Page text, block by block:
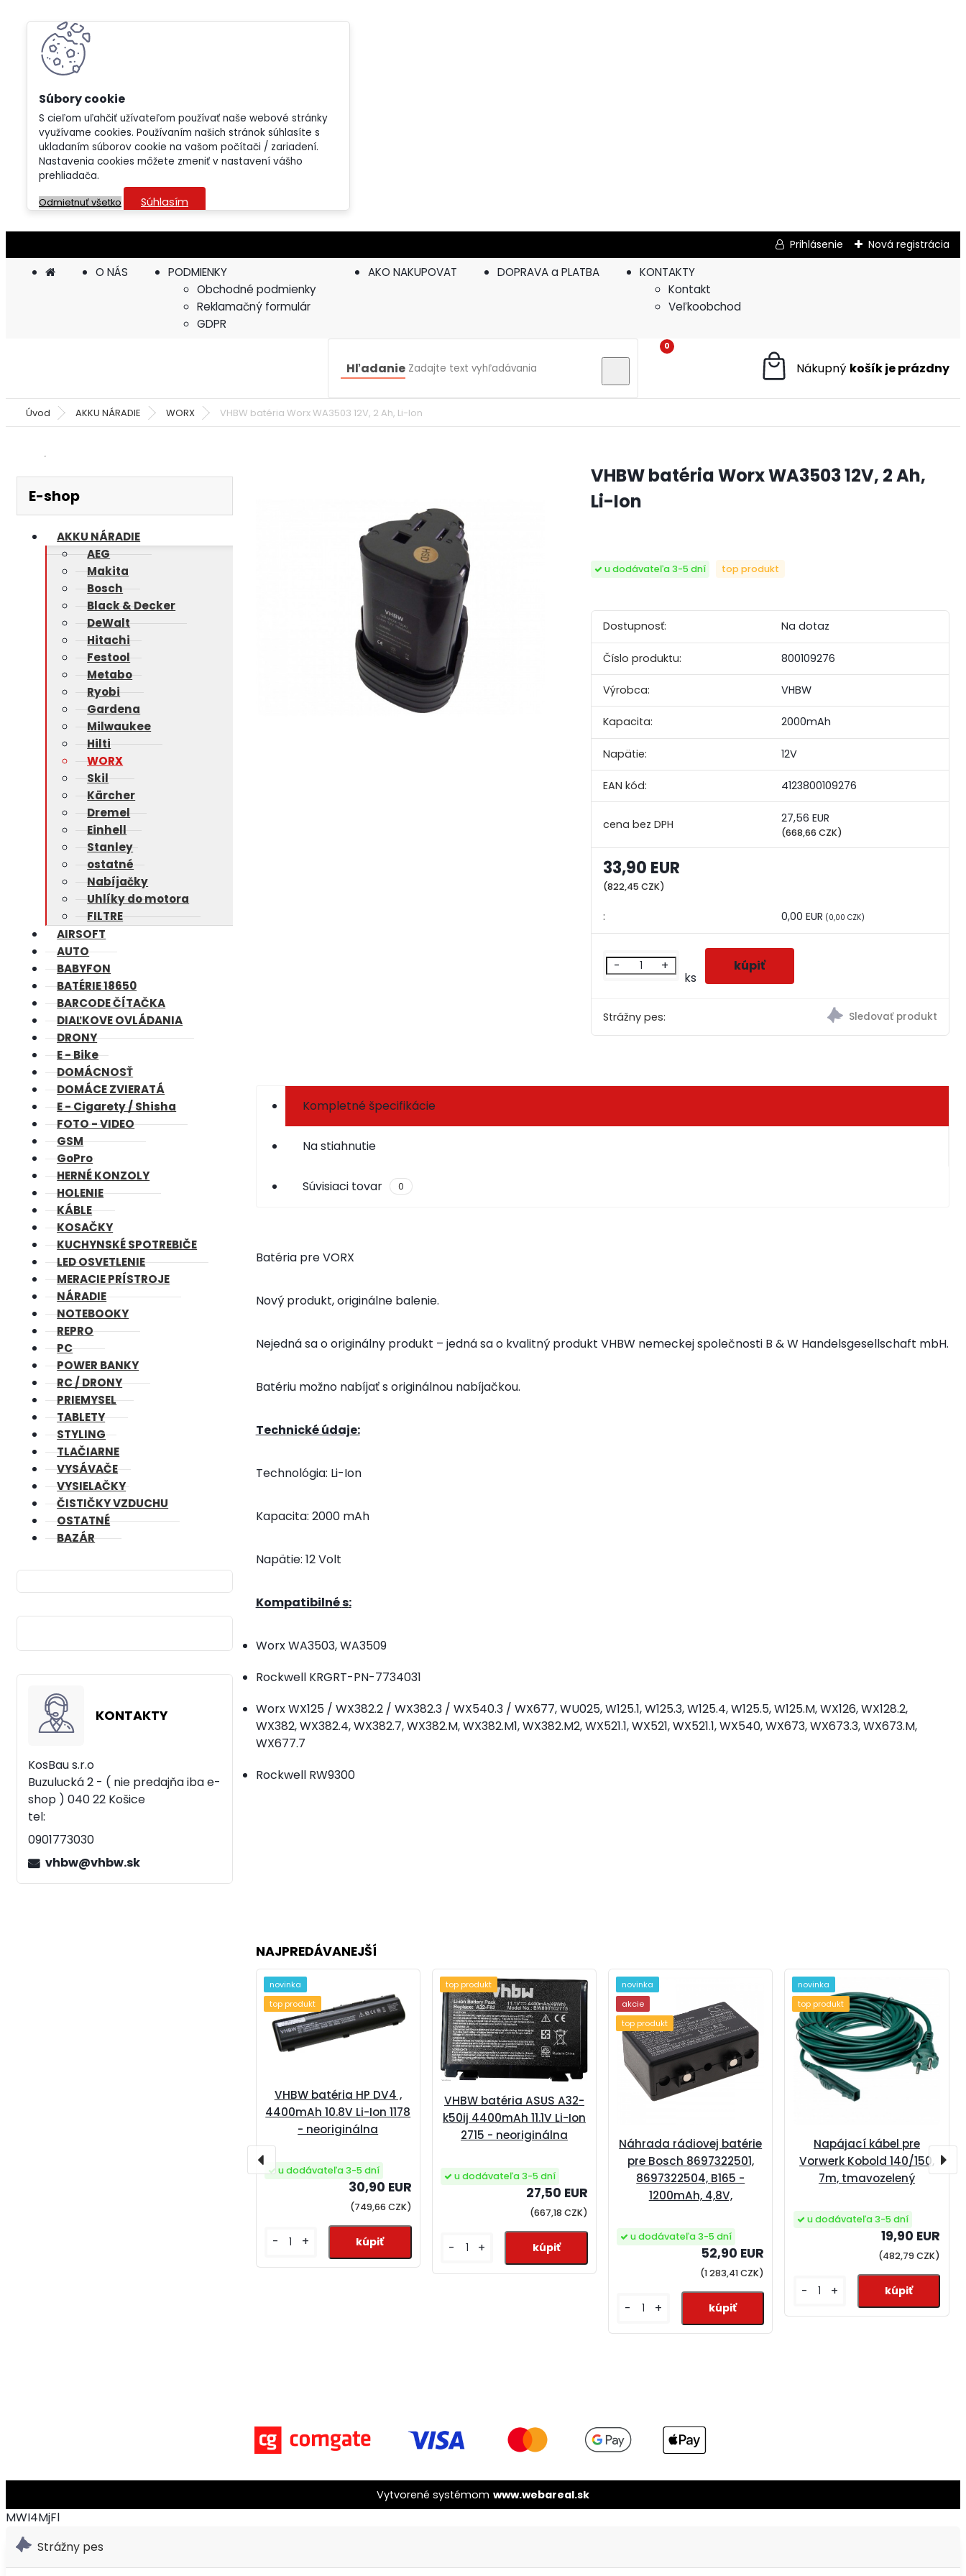
S cieľom uľahčiť užívateľom používať naše webové stránky
využívame cookies. Používaním našich stránok súhlasíte s
ukladaním súborov cookie na vašom počítači / zariadení.
Nastavenia cookies môžete zmeniť v nastavení vášho
prehliadača.
Odmietnuť všetko Súhlasím
Prihlásenie Nová registrácia
O NÁS
PODMIENKY
Obchodné podmienky
Reklamačný formulár
GDPR
AKO NAKUPOVAT DOPRAVA a PLATBA
KONTAKTY
Kontakt
Veľkoobchod
Hľadanie
0
Úvod AKKU NÁRADIE WORX VHBW batéria Worx WA3503 12V, 2 Ah, Li-Ion
E-shop
AKKU NÁRADIE
AEG
Makita
Bosch
Black & Decker
DeWalt
Hitachi
Festool
Metabo
Ryobi
Gardena
Milwaukee
Hilti
WORX
Skil
Kärcher
Dremel
Einhell
Stanley
ostatné
Nabíjačky
Uhlíky do motora
FILTRE
AIRSOFT
AUTO
BABYFON
BATÉRIE 18650
BARCODE ČÍTAČKA
DIAĽKOVE OVLÁDANIA
DRONY
E - Bike
DOMÁCNOSŤ
DOMÁCE ZVIERATÁ
E - Cigarety / Shisha
FOTO - VIDEO
GSM
GoPro
HERNÉ KONZOLY
HOLENIE
KÁBLE
KOSAČKY
KUCHYNSKÉ SPOTREBIČE
LED OSVETLENIE
MERACIE PRÍSTROJE
NÁRADIE
NOTEBOOKY
REPRO
PC
POWER BANKY
RC / DRONY
PRIEMYSEL
TABLETY
STYLING
TLAČIARNE
VYSÁVAČE
VYSIELAČKY
ČISTIČKY VZDUCHU
OSTATNÉ
BAZÁR
KONTAKTY
KosBau s.r.o
Buzulucká 2 - ( nie predajňa iba e-
shop ) 040 22 Košice
tel:
0901773030
vhbw@vhbw.sk
VHBW batéria Worx WA3503 12V, 2 Ah,
Li-Ion
u dodávateľa 3-5 dní top produkt
Dostupnosť: Na dotaz
Číslo produktu: 800109276
Výrobca: VHBW
Kapacita: 2000mAh
Napätie: 12V
EAN kód: 4123800109276
27,56 EUR
(668,66 CZK)
33,90 EUR
(822,45 CZK)
: 0,00 EUR (0,00 CZK)
Strážny pes:
- +
ks
Kompletné špecifikácie
Na stiahnutie
Súvisiaci tovar 0
Batéria pre VORX
Nový produkt, originálne balenie.
Nejedná sa o originálny produkt – jedná sa o kvalitný produkt VHBW nemeckej společnosti B & W Handelsgesellschaft mbH.
Batériu možno nabíjať s originálnou nabíjačkou.
Technické údaje:
Technológia: Li-Ion
Kapacita: 2000 mAh
Napätie: 12Volt
Kompatibilnés:
Worx WA3503, WA3509
Rockwell KRGRT-PN-7734031
Worx WX125 / WX382.2 / WX382.3 / WX540.3 / WX677, WU025, W125.1, W125.3, W125.4, W125.5, W125.M, WX126, WX128.2,
WX382, WX382.4, WX382.7, WX382.M, WX382.M1, WX382.M2, WX521.1, WX521, WX521.1, WX540, WX673, WX673.3, WX673.M,
WX677.7
Rockwell RW9300
NAJPREDÁVANEJŠÍ
VHBW batéria HP DV4 ,
4400mAh 10.8V Li-Ion 1178
- neoriginálna
30,90 EUR
(749,66 CZK)
- +
u dodávateľa 3-5 dní
novinka
top produkt
VHBW batéria ASUS A32-
k50ij 4400mAh 11.1V Li-Ion
2715 - neoriginálna
27,50 EUR
(667,18 CZK)
- +
u dodávateľa 3-5 dní
top produkt
Náhrada rádiovej batérie
pre Bosch 8697322501,
8697322504, B165 -
1200mAh, 4,8V,
52,90 EUR
(1 283,41 CZK)
- +
u dodávateľa 3-5 dní
novinka
akcie
top produkt
Napájací kábel pre
Vorwerk Kobold 140/150,
7m, tmavozelený
19,90 EUR
(482,79 CZK)
- +
u dodávateľa 3-5 dní
novinka
top produkt
Vytvorené systémom www.webareal.sk
MWI4MjFl
Strážny pes